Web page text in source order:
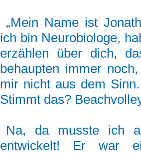
„Mein Name ist
ich bin Neurobiologe,
erzählen über dich,
behaupten immer
mir nicht aus dem
Stimmt das?
Na, da musste ich
entwickelt! Er war